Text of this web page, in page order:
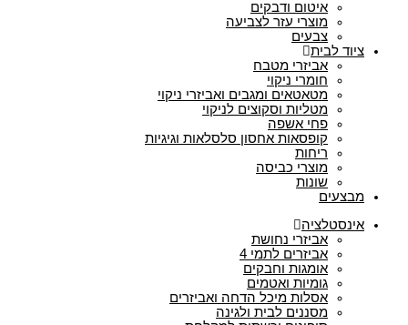
איטום ודבקים
מוצרי עזר לצביעה
צבעים
ציוד לבית
אביזרי מטבח
חומרי ניקוי
מטאטאים ומגבים ואביזרי ניקוי
מטליות וסקוצים לניקוי
פחי אשפה
קופסאות אחסון סלסלאות וגיגיות
ריחות
מוצרי כביסה
שונות
מבצעים
אינסטלציה
אביזרי נחושת
אביזרים לתמי 4
אומגות וחבקים
גומיות ואטמים
אסלות מיכל הדחה ואביזרים
מסננים לבית ולגינה